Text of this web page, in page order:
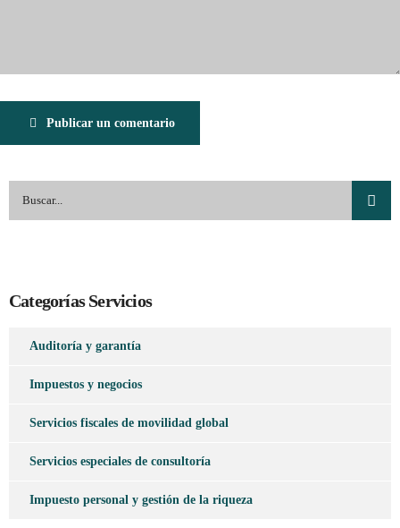
Publicar un comentario
Categorías Servicios
Auditoría y garantía
Impuestos y negocios
Servicios fiscales de movilidad global
Servicios especiales de consultoría
Impuesto personal y gestión de la riqueza